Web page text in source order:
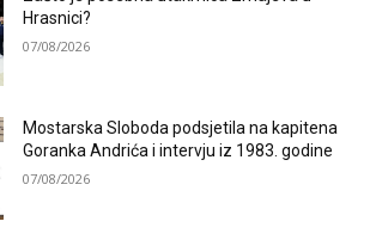
Hrasnici?
07/08/2026
Mostarska Sloboda podsjetila na kapitena
Goranka Andrića i intervju iz 1983. godine
07/08/2026